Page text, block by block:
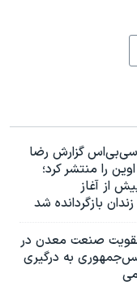
سی‌بی‌‌اس گزارش رضا
را منتشر کرد؛
از آغاز
بازگردانده شد
تقویت صنعت معدن در
به درگیری